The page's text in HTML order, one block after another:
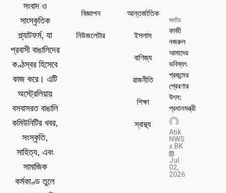
সংবাদ ও
সাংস্কৃতিক
প্ল্যাটফর্ম, যা
প্রবাসী বাঙালিদের
কণ্ঠস্বর হিসেবে
কাজ করে। এটি
অস্ট্রেলিয়ায়
বসবাসরত বাঙালি
কমিউনিটির খবর,
সংস্কৃতি,
সাহিত্য, এবং
সামাজিক
কর্মকাণ্ড তুলে
বিজ্ঞাপন
নিউজলেটার
আন্তর্জাতিক
ইসলাম
বাণিজ্য
রাজনীতি
শিক্ষা
স্বাস্থ্য
জাতীয়
কাজী
নজরুল
আমাদের
ভবিষ্যৎ
প্রজন্মের
প্রেরণার
উৎস:
প্রধানমন্ত্রী
Atik
NWS
x BK
Jul
02,
2026